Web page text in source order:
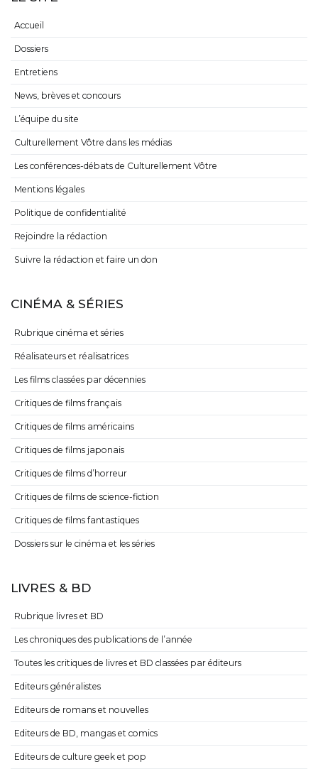
Accueil
Dossiers
Entretiens
News, brèves et concours
L’équipe du site
Culturellement Vôtre dans les médias
Les conférences-débats de Culturellement Vôtre
Mentions légales
Politique de confidentialité
Rejoindre la rédaction
Suivre la rédaction et faire un don
CINÉMA & SÉRIES
Rubrique cinéma et séries
Réalisateurs et réalisatrices
Les films classées par décennies
Critiques de films français
Critiques de films américains
Critiques de films japonais
Critiques de films d’horreur
Critiques de films de science-fiction
Critiques de films fantastiques
Dossiers sur le cinéma et les séries
LIVRES & BD
Rubrique livres et BD
Les chroniques des publications de l’année
Toutes les critiques de livres et BD classées par éditeurs
Editeurs généralistes
Editeurs de romans et nouvelles
Editeurs de BD, mangas et comics
Editeurs de culture geek et pop